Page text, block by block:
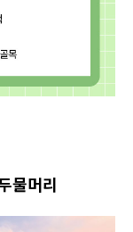
물머리